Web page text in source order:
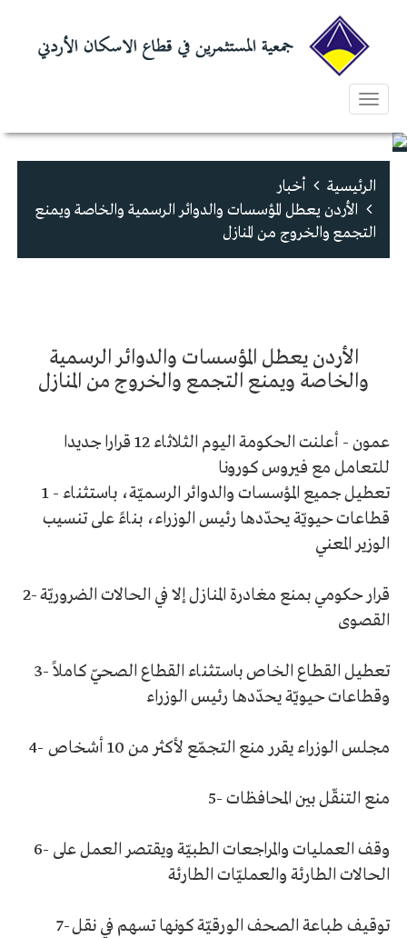
Toggle
navigation
الرئيسية
أخبار
الأردن يعطل المؤسسات والدوائر الرسمية والخاصة ويمنع
التجمع والخروج من المنازل
الأردن يعطل المؤسسات والدوائر الرسمية
والخاصة ويمنع التجمع والخروج من المنازل
عمون - أعلنت الحكومة اليوم الثلاثاء 12 قرارا جديدا
للتعامل مع فيروس كورونا
1 - تعطيل جميع المؤسسات والدوائر الرسميّة، باستثناء
قطاعات حيويّة يحدّدها رئيس الوزراء، بناءً على تنسيب
الوزير المعني
2-قرار حكومي بمنع مغادرة المنازل إلا في الحالات الضروريّة
القصوى
3-تعطيل القطاع الخاص باستثناء القطاع الصحيّ كاملاً
وقطاعات حيويّة يحدّدها رئيس الوزراء
4- مجلس الوزراء يقرر منع التجمّع لأكثر من 10 أشخاص
5- منع التنقّل بين المحافظات
6- وقف العمليات والمراجعات الطبيّة ويقتصر العمل على
الحالات الطارئة والعمليّات الطارئة
7-توقيف طباعة الصحف الورقيّة كونها تسهم في نقل